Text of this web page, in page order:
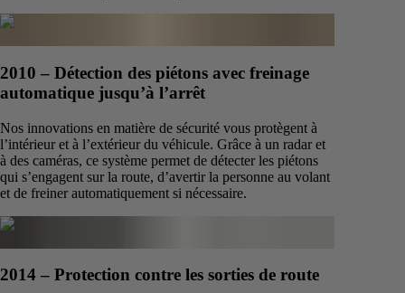
2010 – Détection des piétons avec freinage
automatique jusqu’à l’arrêt
Nos innovations en matière de sécurité vous protègent à
l’intérieur et à l’extérieur du véhicule. Grâce à un radar et
à des caméras, ce système permet de détecter les piétons
qui s’engagent sur la route, d’avertir la personne au volant
et de freiner automatiquement si nécessaire.
2014 – Protection contre les sorties de route